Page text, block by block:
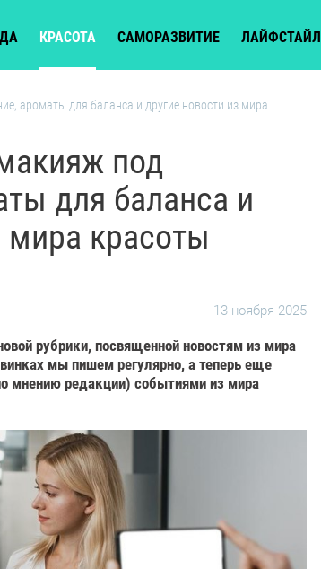
КРАСОТА САМОРАЗВИТИЕ ЛАЙФСТАЙЛ
ароматы для баланса и другие новости из мира
под
для баланса и
мира красоты
13 ноября 2025
рубрики, посвященной новостям из мира
мы пишем регулярно, а теперь еще
мнению редакции) событиями из мира